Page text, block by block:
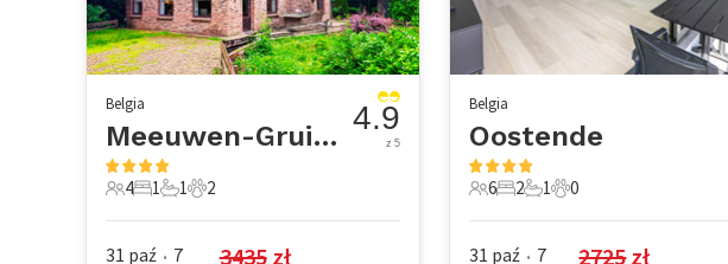
Belgia
Meeuwen-Gruitrode
4 Goście
4
1 Sypialnia
1
1 Łazienka
1
2 Zwierzęta domowe
2
4.9
z 5
31 paź • 7
3435 zł
Belgia
Oostende
6 Goście
6
2 Sypialnie
2
1 Łazienka
1
0 Zwierzęta domowe
0
31 paź • 7
2725 zł